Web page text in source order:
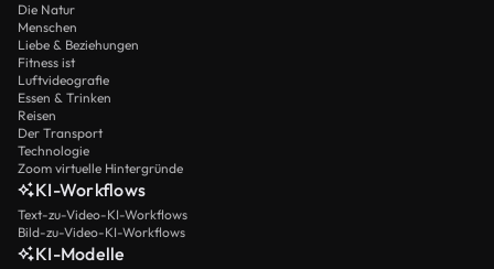
Die Natur
Menschen
Liebe & Beziehungen
Fitness ist
Luftvideografie
Essen & Trinken
Reisen
Der Transport
Technologie
Zoom virtuelle Hintergründe
KI-Workflows
Text-zu-Video-KI-Workflows
Bild-zu-Video-KI-Workflows
KI-Modelle